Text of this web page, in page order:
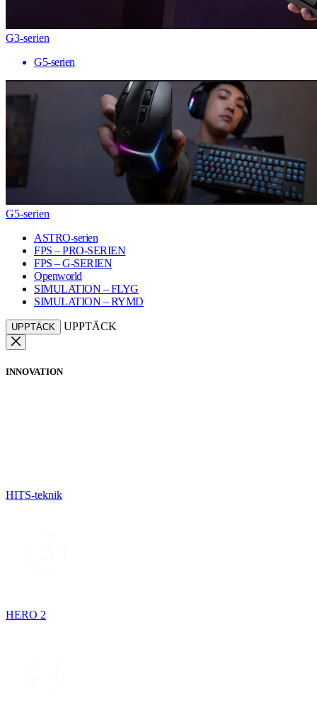
G3-serien
G5-serien
G5-serien
ASTRO-serien
FPS – PRO-SERIEN
FPS – G-SERIEN
Openworld
SIMULATION – FLYG
SIMULATION – RYMD
UPPTÄCK UPPTÄCK
INNOVATION
HITS-teknik
HERO 2